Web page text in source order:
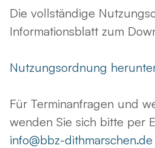
Die vollständige
Informationsblatt zum
Nutzungsordnung
Für Terminanfragen und
wenden Sie sich bitte per
info@bbz-dithmarschen.de